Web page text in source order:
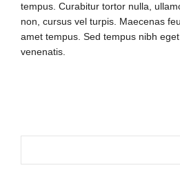
tempus. Curabitur tortor nulla,
non, cursus vel turpis. Maecenas
amet tempus. Sed tempus nibh
venenatis.